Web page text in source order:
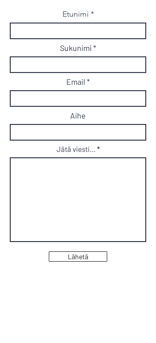
Etunimi
Sukunimi
Email
Aihe
Jätä viesti...
Lähetä